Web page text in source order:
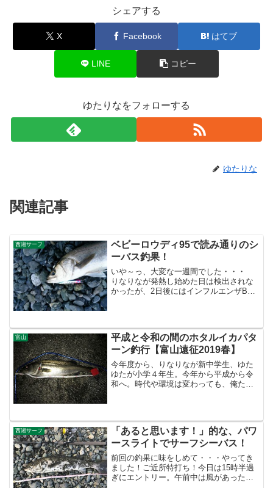
シェアする
X Facebook はてブ
LINE コピー
ゆたりなをフォローする
ゆたりな
関連記事
西湘サーフ
ベビーロウディ95で読み通りのシ
ーバス釣果！
いや～っ、大変な一週間でした・・・
りなりなが発熱し始めた日は検出されな
かったが、2日後にはインフルエンザB型
だと思うけど・・・...
富山
平成と令和の間のホタルイカパタ
ーン釣行【富山遠征2019春】
今年度から、りなりなが新中学生、ゆた
ゆたが小学４年生。今年から平成から令
和へ。時代や環境は変わっても、俺たち
山入り。出発時は雨だった...
西湘サーフ
「あると思います！」的な、パワ
ースライトでサーフシーバス！
前回の釣果に味をしめて・・・やってき
ました！ご近所特打ち！今日は15時半過
ぎにエントリー。午前中は風があったよ